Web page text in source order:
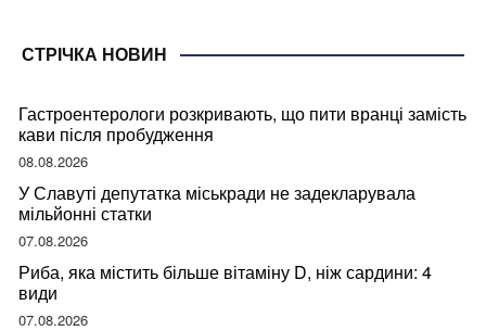
СТРІЧКА НОВИН
Гастроентерологи розкривають, що пити вранці замість
кави після пробудження
08.08.2026
У Славуті депутатка міськради не задекларувала
мільйонні статки
07.08.2026
Риба, яка містить більше вітаміну D, ніж сардини: 4
види
07.08.2026